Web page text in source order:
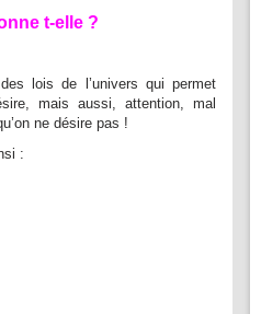
t-elle ?
lois de l’univers qui permet
mais aussi, attention, mal
ne désire pas !
: